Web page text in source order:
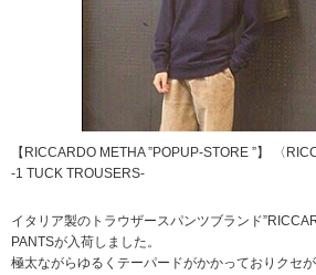
【RICCARDO METHA ”POPUP-STORE ”】 〈
-1 TUCK TROUSERS-
イタリア製のトラウザースパンツブランド
PANTSが入荷しました。
極太ながらゆるくテーパードがかかっておりクセ